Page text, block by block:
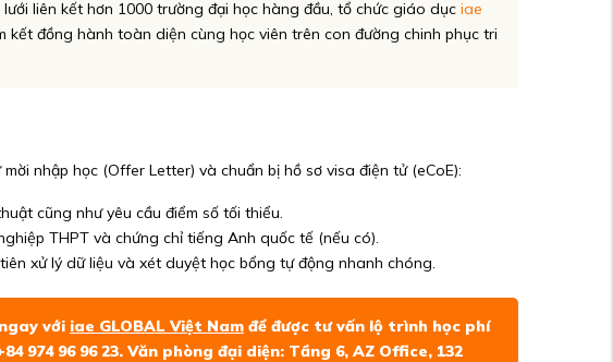
liên kết hơn 1000 trường đại học hàng đầu, tổ chức giáo dục iae
đồng hành toàn diện cùng học viên trên con đường chinh phục tri
nhập học (Offer Letter) và chuẩn bị hồ sơ visa điện tử (eCoE):
cũng như yêu cầu điểm số tối thiểu.
THPT và chứng chỉ tiếng Anh quốc tế (nếu có).
xử lý dữ liệu và xét duyệt học bổng tự động nhanh chóng.
với iae GLOBAL Việt Nam để được tư vấn lộ trình học phí
96 96 23. Văn phòng đại diện: Tầng 6, AZ Office, 132